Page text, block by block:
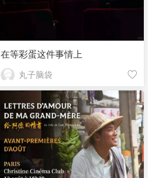
在等彩蛋这件事情上
丸子脑袋